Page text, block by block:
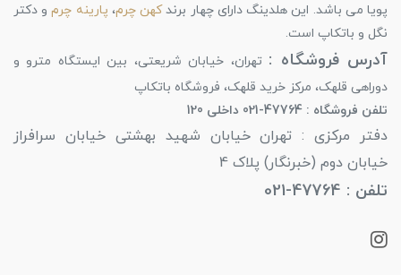
پویا می باشد. این هلدینگ دارای چهار برندکهن چرم، پارینه چرمو دکتر
نگل و باتکاپ است.
آدرس فروشگاه : تهران، خیابان شریعتی، بین ایستگاه مترو و
دوراهی قلهک، مرکز خرید قلهک، فروشگاه باتکاپ
تلفن فروشگاه : 47764-021 داخلی 120
دفتر مرکزی : تهران خیابان شهید بهشتی خیابان سرافراز
خیابان دوم (خبرنگار) پلاک 4
تلفن : 47764-021